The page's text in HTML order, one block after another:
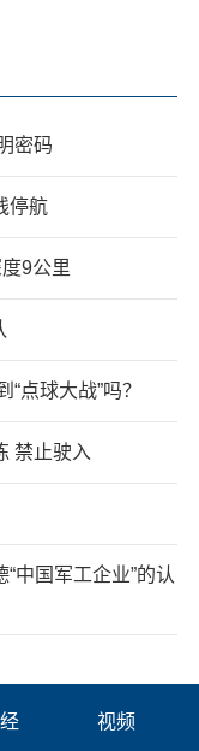
密码
停航
9公里
点球大战”吗？
禁止驶入
中国军工企业”的认
视频